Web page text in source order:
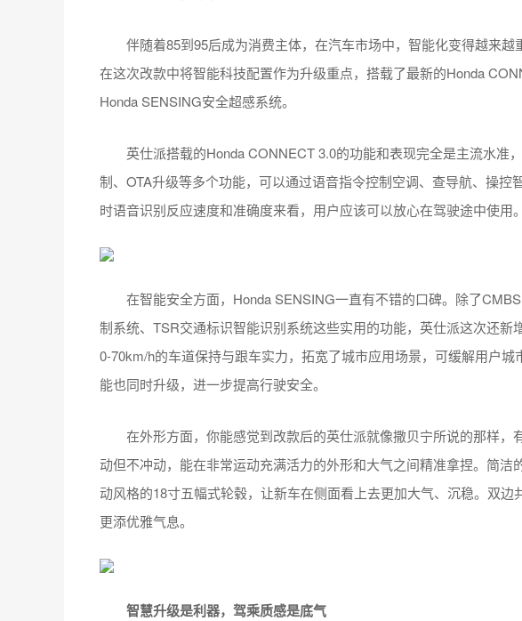
伴随着85到95后成为消费主体，在汽车市场中，智能化变得越来越
在这次改款中将智能科技配置作为升级重点，搭载了最新的Honda
Honda SENSING安全超感系统。
英仕派搭载的Honda CONNECT 3.0的功能和表现完全是主流水准
制、OTA升级等多个功能，可以通过语音指令控制空调、查导航、操控
时语音识别反应速度和准确度来看，用户应该可以放心在驾驶途中使用。
在智能安全方面，Honda SENSING一直有不错的口碑。除了
制系统、TSR交通标识智能识别系统这些实用的功能，英仕派这次还新
0-70km/h的车道保持与跟车实力，拓宽了城市应用场景，可缓解用户
能也同时升级，进一步提高行驶安全。
在外形方面，你能感觉到改款后的英仕派就像撒贝宁所说的那样，
动但不冲动，能在非常运动充满活力的外形和大气之间精准拿捏。简洁
动风格的18寸五幅式轮毂，让新车在侧面看上去更加大气、沉稳。双边
更添优雅气息。
智慧升级是利器，驾乘质感是底气